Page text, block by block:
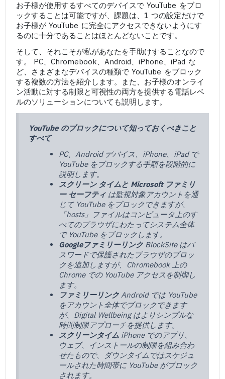
お子様が使用するすべてのデバイスで YouTube をブロ
ックすることは可能ですが、課題は、1 つの設定だけで
お子様が YouTube に完全にアクセスできないようにす
るのに十分であることはほとんどないことです。
そして、それこそが私があなたを手助けすることなので
す。 PC、Chromebook、Android、iPhone、iPad な
ど、さまざまなデバイスの種類で YouTube をブロック
する複数の方法を紹介します。また、お子様のオンライ
ン活動に対する制限と可視性の両方を提供する電話レベ
ルのソリューションについても説明します。
YouTube のブロックについて知っておくべきこと
すべて
PC、Android デバイス、iPhone、iPad で
YouTube をブロックする手順を段階的に
説明します。
スクリーン タイムと Microsoft ファミリ
ー セーフティは監視対象アカウントを通
じて YouTube をブロックできますが、
「hosts」ファイルはコンピュータ上のす
べてのブラウザにわたってシステム全体
で YouTube をブロックします。
GoogleファミリーリンクBlockSite はパ
スワードで保護されたブラウザのブロッ
クを追加しますが、Chromebook 上の
Chrome での YouTube アクセスを制御し
ます。
ファミリーリンクAndroid では YouTube
をアカウント全体でブロックできます
が、Digital Wellbeing はよりシンプルな
時間制限アプローチを提供します。
スクリーンタイムiPhone でのアプリ、
ウェブ、インストールの制限を組み合わ
せたもので、ダウンタイムではスケジュ
ールされた時間帯に YouTube がブロック
されます。